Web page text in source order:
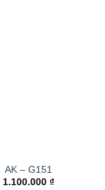
AK – G151
1.100.000 ₫